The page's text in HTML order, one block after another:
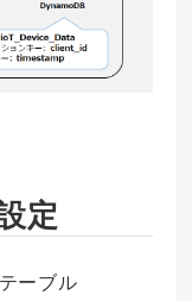
定
ーブル